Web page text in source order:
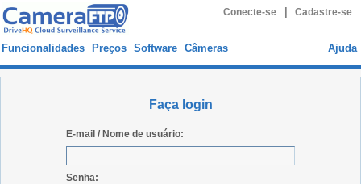
Conecte-se Cadastre-se
Funcionalidades Preços Software Câmeras Ajuda
Faça login
E-mail / Nome de usuário:
Senha: